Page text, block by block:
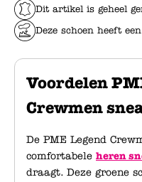
Dit artikel is geheel
Deze schoen heeft
Voordelen
Crewmen
De PME Legend
comfortabele heren
draagt. Deze groene